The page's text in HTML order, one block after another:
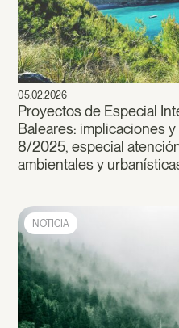
05.02.2026
Proyectos de Especial
Baleares: implicaciones
8/2025, especial
ambientales y
NOTICIA